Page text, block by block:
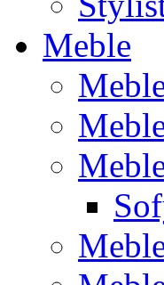
Meble